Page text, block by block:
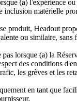
(a) l'expérience
matérielle
produit, Headout
ou similaire,
lorsque (a) la
des conditions
les grèves et les
en tant que